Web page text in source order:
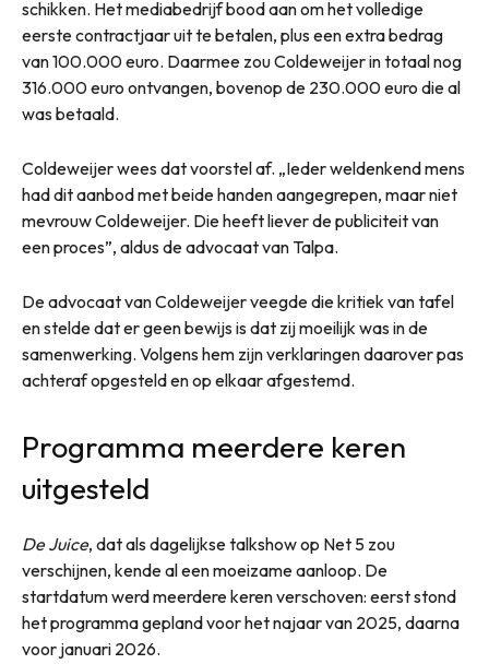
schikken. Het mediabedrijf bood aan om het volledige
eerste contractjaar uit te betalen, plus een extra bedrag
van 100.000 euro. Daarmee zou Coldeweijer in totaal nog
316.000 euro ontvangen, bovenop de 230.000 euro die al
was betaald.
Coldeweijer wees dat voorstel af. „Ieder weldenkend mens
had dit aanbod met beide handen aangegrepen, maar niet
mevrouw Coldeweijer. Die heeft liever de publiciteit van
een proces”, aldus de advocaat van Talpa.
De advocaat van Coldeweijer veegde die kritiek van tafel
en stelde dat er geen bewijs is dat zij moeilijk was in de
samenwerking. Volgens hem zijn verklaringen daarover pas
achteraf opgesteld en op elkaar afgestemd.
Programma meerdere keren
uitgesteld
De Juice, dat als dagelijkse talkshow op Net 5 zou
verschijnen, kende al een moeizame aanloop. De
startdatum werd meerdere keren verschoven: eerst stond
het programma gepland voor het najaar van 2025, daarna
voor januari 2026.